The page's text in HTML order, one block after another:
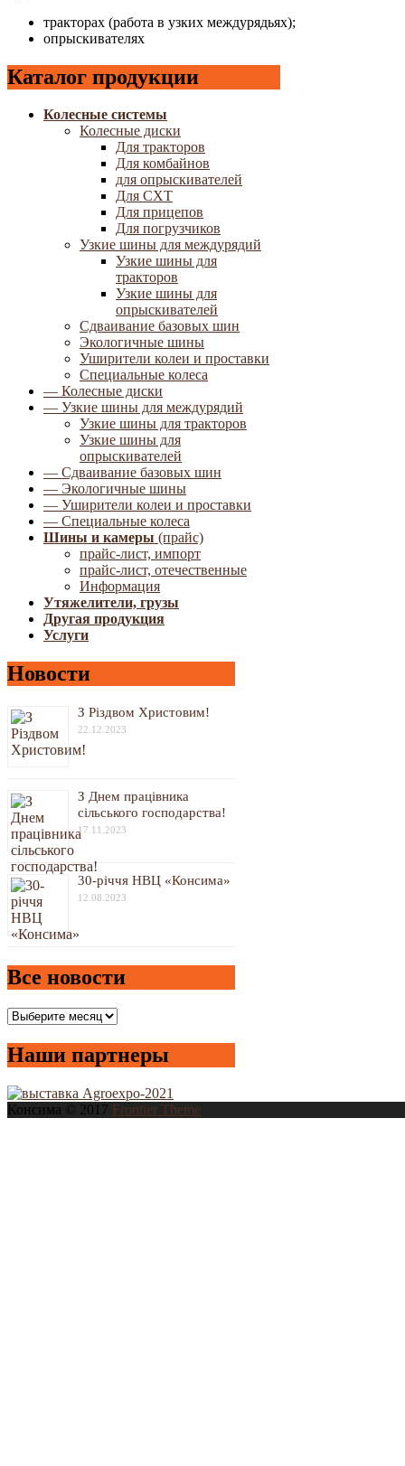
тракторах (работа в узких междурядьях);
опрыскивателях
Каталог продукции
Колесные системы
Колесные диски
Для тракторов
Для комбайнов
для опрыскивателей
Для СХТ
Для прицепов
Для погрузчиков
Узкие шины для междурядий
Узкие шины для
тракторов
Узкие шины для
опрыскивателей
Сдваивание базовых шин
Экологичные шины
Уширители колеи и проставки
Специальные колеса
— Колесные диски
— Узкие шины для междурядий
Узкие шины для тракторов
Узкие шины для
опрыскивателей
— Сдваивание базовых шин
— Экологичные шины
— Уширители колеи и проставки
— Специальные колеса
Шины и камеры (прайс)
прайс-лист, импорт
прайс-лист, отечественные
Информация
Утяжелители, грузы
Другая продукция
Услуги
Новости
З Різдвом Христовим!
22.12.2023
З Днем працівника
сільського господарства!
17.11.2023
30-річчя НВЦ «Консима»
12.08.2023
Все новости
Все
Наши партнеры
Консима © 2017 Frontier Theme